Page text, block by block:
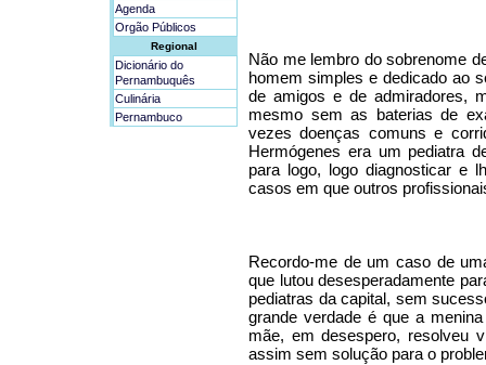
Agenda
Orgão Públicos
Regional
Dicionário do
Pernambuquês
Culinária
Pernambuco
Não me lembro do sobrenome
homem simples e dedicado ao
de amigos e de admiradores,
mesmo sem as baterias de
vezes doenças comuns e
Hermógenes era um pediatra
para logo, logo diagnosticar e
casos em que outros
Recordo-me de um caso de
que lutou desesperadamente
pediatras da capital, sem
grande verdade é que a
mãe, em desespero, resolveu
assim sem solução para o